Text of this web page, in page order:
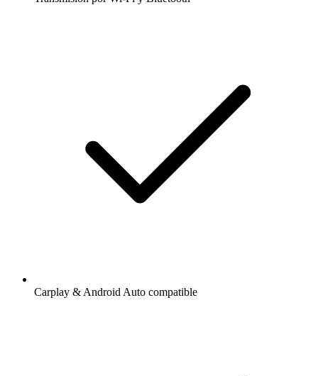
Carplay & Android Auto compatible